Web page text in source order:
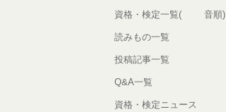
資格・検定一覧(50音順)
読みもの一覧
投稿記事一覧
Q&A一覧
資格・検定ニュース